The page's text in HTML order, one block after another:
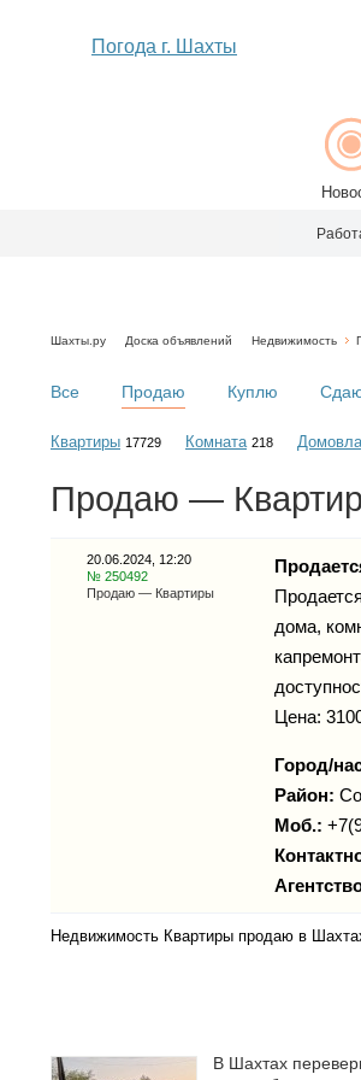
Погода г. Шахты
Шахты.ру Доска объявлений Недвижимость
Все Продаю Куплю
Квартиры 17729 Комната 218
Продаю —
20.06.2024, 12:20
№ 250492
Продаю — Квартиры
дома,
Цена:
Город/
Район:
Моб.:
Недвижимость Квартиры продаю в
В Шахтах